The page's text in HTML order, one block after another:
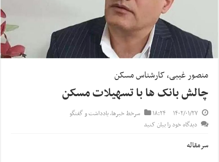
منصور غیبی، کارشناس مسکن
چالش بانک ها با تسهیلات مسکن
۱۴۰۲/۰۱/۲۷ ۱۸:۲۴ سرخط خبرها,یادداشت و گفتگو
دیدگاه خود را بیان کنید
سرمقاله